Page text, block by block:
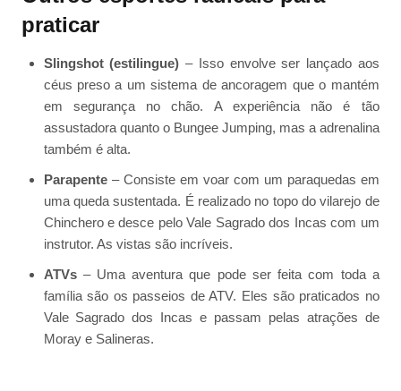
praticar
Slingshot (estilingue) – Isso envolve ser lançado aos
céus preso a um sistema de ancoragem que o mantém
em segurança no chão. A experiência não é tão
assustadora quanto o Bungee Jumping, mas a adrenalina
também é alta.
Parapente– Consiste em voar com um paraquedas em
uma queda sustentada. É realizado no topo do vilarejo de
Chinchero e desce pelo Vale Sagrado dos Incas com um
instrutor. As vistas são incríveis.
ATVs– Uma aventura que pode ser feita com toda a
família são os passeios de ATV. Eles são praticados no
Vale Sagrado dos Incas e passam pelas atrações de
Moray e Salineras.